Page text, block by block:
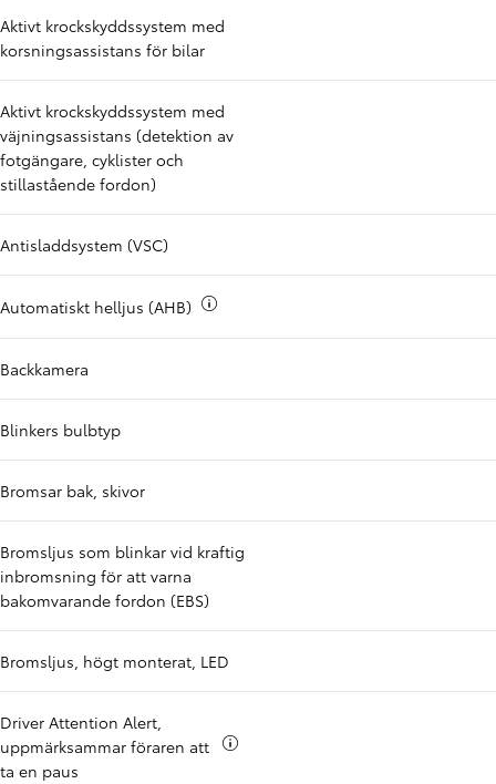
Aktivt krockskyddssystem med
korsningsassistans för bilar
Aktivt krockskyddssystem med
väjningsassistans (detektion av
fotgängare, cyklister och
stillastående fordon)
Antisladdsystem (VSC)
Automatiskt helljus (AHB)
Backkamera
Blinkers bulbtyp
Bromsar bak, skivor
Bromsljus som blinkar vid kraftig
inbromsning för att varna
bakomvarande fordon (EBS)
Bromsljus, högt monterat, LED
Driver Attention Alert,
uppmärksammar föraren att
ta en paus